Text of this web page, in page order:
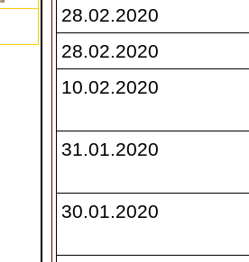
28.02.2020
28.02.2020
10.02.2020
31.01.2020
30.01.2020